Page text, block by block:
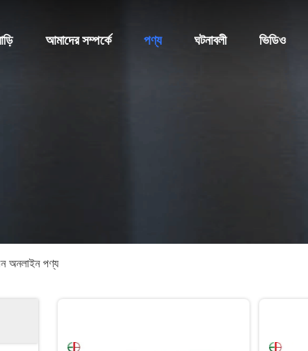
আমাদের সম্পর্কে পণ্য ঘটনাবলী ভিডিও
অনলাইন পণ্য